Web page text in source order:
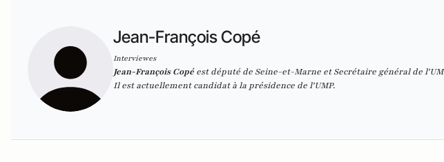
Jean-François Copé
Interviewes
Jean-François Copéest député de Seine-et-Marne et Secrétaire général de
Il est actuellement candidat à la présidence de l'UMP.